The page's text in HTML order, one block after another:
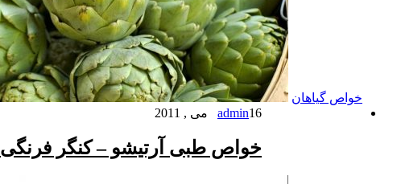
خواص گیاهان
admin16 می , 2011
خواص طبی آرتیشو – کنگر فرنگی